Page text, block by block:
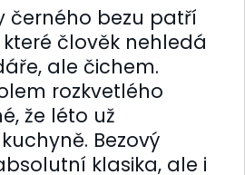
černého bezu patří
člověk nehledá
ale čichem.
rozkvetlého
že léto už
Bezový
klasika, ale i